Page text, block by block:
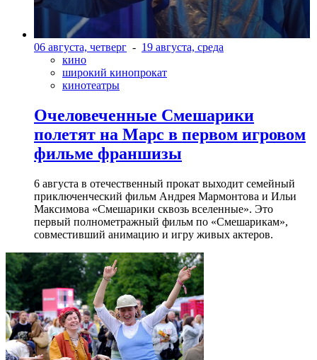
06 августа, четверг - 19 августа, среда
кино
широкий кинопрокат
кинотеатры
Очеловеченные Смешарики
полетят на Марс в первом игровом
фильме франшизы
6 августа в отечественный прокат выходит семейный
приключенческий фильм Андрея Мармонтова и Ильи
Максимова «Смешарики сквозь вселенные». Это
первый полнометражный фильм по «Смешарикам»,
совместивший анимацию и игру живых актеров.